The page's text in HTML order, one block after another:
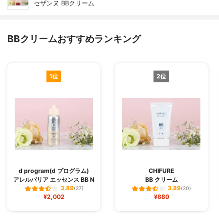
セザンヌ BBクリーム
BBクリームおすすめランキング
1位
d program(d プログラム)
アレルバリア エッセンス BB N
3.89(27)
¥2,002
2位
CHIFURE
BB クリーム
3.89(20)
¥880